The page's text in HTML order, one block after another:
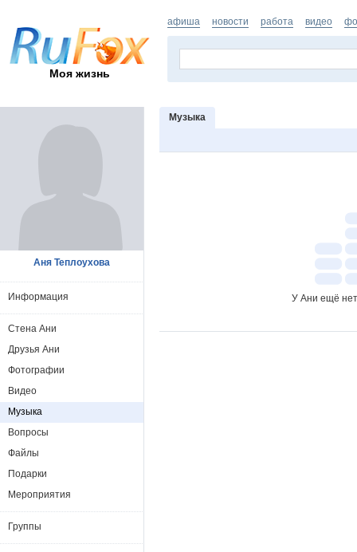
Моя жизнь
афиша новости работа видео
Музыка
У Ани ещё
Аня Теплоухова
Информация
Стена Ани
Друзья Ани
Фотографии
Видео
Музыка
Вопросы
Файлы
Подарки
Мероприятия
Группы